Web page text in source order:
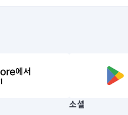
소셜